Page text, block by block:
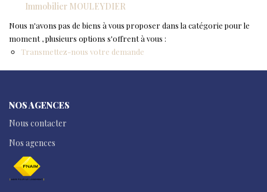
CONTACT
Immobilier MOULEYDIER
Nous n'avons pas de biens à vous proposer dans la catégorie pour le
moment , plusieurs options s'offrent à vous :
Transmettez-nous votre demande
NOS AGENCES
Nous contacter
Nos agences